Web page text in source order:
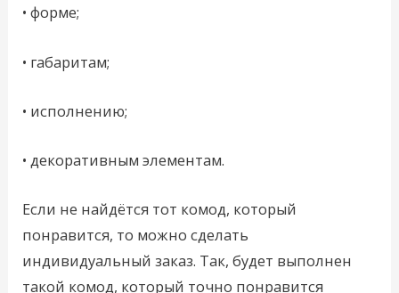
• форме;
• габаритам;
• исполнению;
• декоративным элементам.
Если не найдётся тот комод, который
понравится, то можно сделать
индивидуальный заказ. Так, будет выполнен
такой комод, который точно понравится